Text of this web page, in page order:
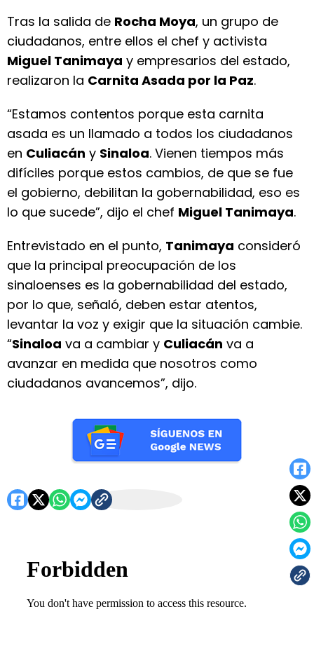
Tras la salida de Rocha Moya, un grupo de
ciudadanos, entre ellos el chef y activista
Miguel Tanimaya y empresarios del estado,
realizaron la Carnita Asada por la Paz.
“Estamos contentos porque esta carnita
asada es un llamado a todos los ciudadanos
en Culiacán y Sinaloa. Vienen tiempos más
difíciles porque estos cambios, de que se fue
el gobierno, debilitan la gobernabilidad, eso es
lo que sucede”, dijo el chef Miguel Tanimaya.
Entrevistado en el punto, Tanimaya consideró
que la principal preocupación de los
sinaloenses es la gobernabilidad del estado,
por lo que, señaló, deben estar atentos,
levantar la voz y exigir que la situación cambie.
“Sinaloa va a cambiar y Culiacán va a
avanzar en medida que nosotros como
ciudadanos avancemos”, dijo.